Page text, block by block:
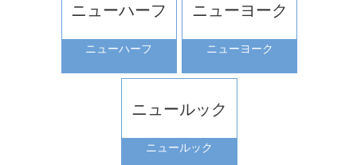
ニューハーフ
ニューハーフ
ニューヨーク
ニューヨーク
ニュールック
ニュールック